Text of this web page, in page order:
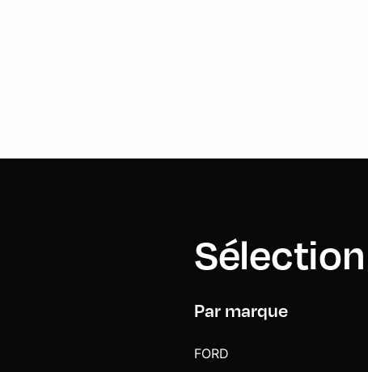
Par marque
FORD